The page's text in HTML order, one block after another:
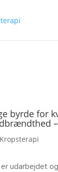
byrde for
Kropsterapi
udarbejdet